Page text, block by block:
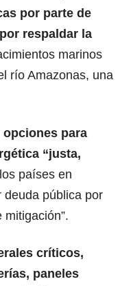
por parte de
respaldar la
marinos
río Amazonas, una
para
“justa,
países en
deuda pública por
críticos,
paneles